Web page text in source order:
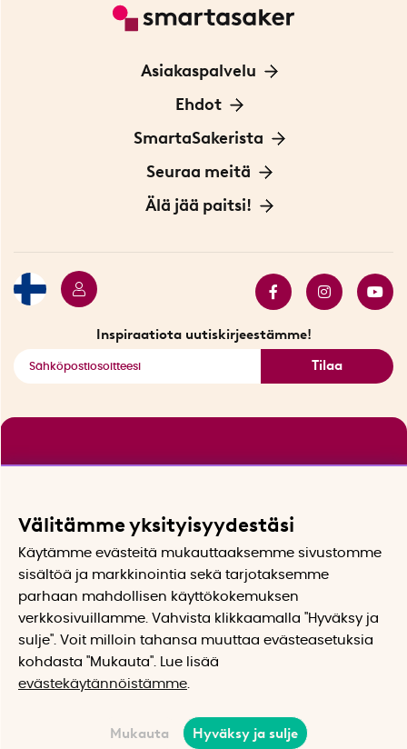
Asiakaspalvelu
Ota yhteyttä
Ehdot
Tietoa evästeistä
Yksityisyydensuoja
Sopimusehdot
SmartaSakerista
Meistä
Myymälä Tukholmassa
Seuraa meitä
Innovaattoriblogi
Älä jää paitsi!
Inspiraatiota uutiskirjeestämme!
Tilaa
Välitämme yksityisyydestäsi
Käytämme evästeitä mukauttaaksemme sivustomme
sisältöä ja markkinointia sekä tarjotaksemme
parhaan mahdollisen käyttökokemuksen
verkkosivuillamme. Vahvista klikkaamalla "Hyväksy ja
sulje". Voit milloin tahansa muuttaa evästeasetuksia
kohdasta "Mukauta". Lue lisää
evästekäytännöistämme
Mukauta Hyväksy ja sulje